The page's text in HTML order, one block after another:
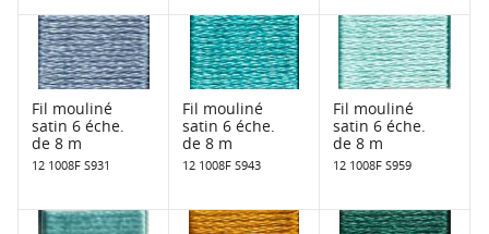
Fil mouliné
satin 6 éche.
de 8 m
12 1008F S931
Fil mouliné
satin 6 éche.
de 8 m
12 1008F S943
Fil mouliné
satin 6 éche.
de 8 m
12 1008F S959